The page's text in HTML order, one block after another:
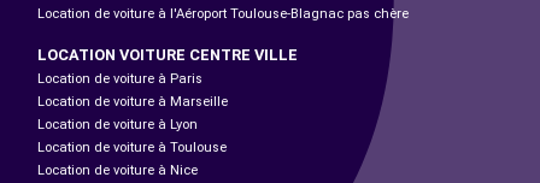
Location de voiture à l'Aéroport Toulouse-Blagnac pas chère
LOCATION VOITURE CENTRE VILLE
Location de voiture à Paris
Location de voiture à Marseille
Location de voiture à Lyon
Location de voiture à Toulouse
Location de voiture à Nice